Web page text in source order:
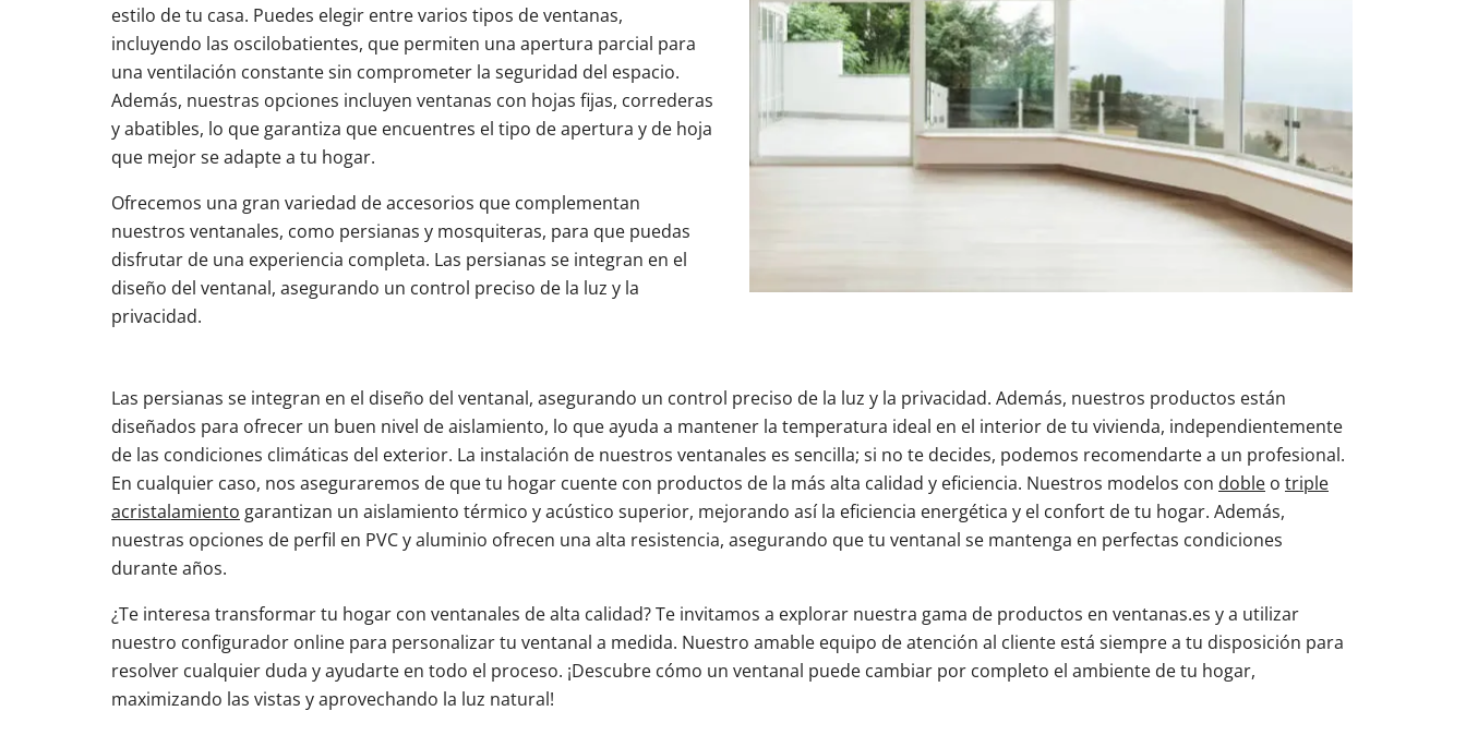
estilo de tu casa. Puedes elegir entre varios tipos de ventanas,
incluyendo las oscilobatientes, que permiten una apertura parcial para
una ventilación constante sin comprometer la seguridad del espacio.
Además, nuestras opciones incluyen ventanas con hojas fijas, correderas
y abatibles, lo que garantiza que encuentres el tipo de apertura y de hoja
que mejor se adapte a tu hogar.
Ofrecemos una gran variedad de accesorios que complementan
nuestros ventanales, como persianas y mosquiteras, para que puedas
disfrutar de una experiencia completa. Las persianas se integran en el
diseño del ventanal, asegurando un control preciso de la luz y la
privacidad.
Las persianas se integran en el diseño del ventanal, asegurando un control preciso de la luz y la privacidad. Además, nuestros productos están
diseñados para ofrecer un buen nivel de aislamiento, lo que ayuda a mantener la temperatura ideal en el interior de tu vivienda, independientemente
de las condiciones climáticas del exterior. La instalación de nuestros ventanales es sencilla; si no te decides, podemos recomendarte a un profesional.
En cualquier caso, nos aseguraremos de que tu hogar cuente con productos de la más alta calidad y eficiencia. Nuestros modelos con doble o triple
acristalamiento garantizan un aislamiento térmico y acústico superior, mejorando así la eficiencia energética y el confort de tu hogar. Además,
nuestras opciones de perfil en PVC y aluminio ofrecen una alta resistencia, asegurando que tu ventanal se mantenga en perfectas condiciones
durante años.
¿Te interesa transformar tu hogar con ventanales de alta calidad? Te invitamos a explorar nuestra gama de productos en ventanas.es y a utilizar
nuestro configurador online para personalizar tu ventanal a medida. Nuestro amable equipo de atención al cliente está siempre a tu disposición para
resolver cualquier duda y ayudarte en todo el proceso. ¡Descubre cómo un ventanal puede cambiar por completo el ambiente de tu hogar,
maximizando las vistas y aprovechando la luz natural!